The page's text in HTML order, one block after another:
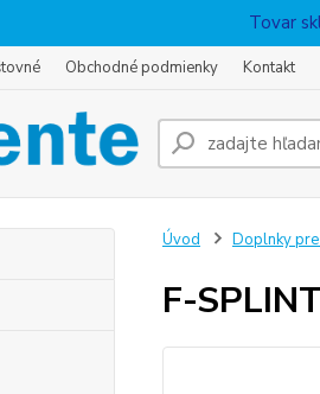
Tovar
Obchodné podmienky Kontakt
Úvod Doplnky
F-